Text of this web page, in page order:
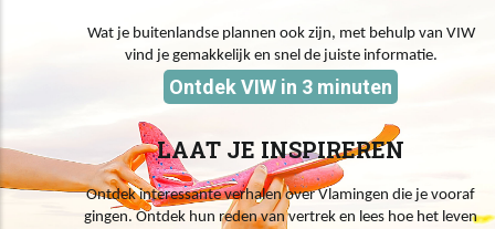
Wat je buitenlandse plannen ook zijn, met behulp van VIW
vind je gemakkelijk en snel de juiste informatie.
Ontdek VIW in 3 minuten
LAAT JE INSPIREREN
Ontdek interessante verhalen over Vlamingen die je vooraf
gingen. Ontdek hun reden van vertrek en lees hoe het leven